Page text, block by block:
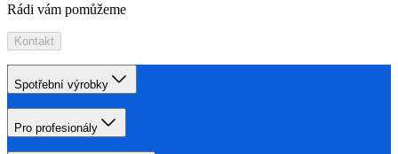
Rádi vám pomůžeme
Kontakt
Spotřební výrobky
Pro profesionály